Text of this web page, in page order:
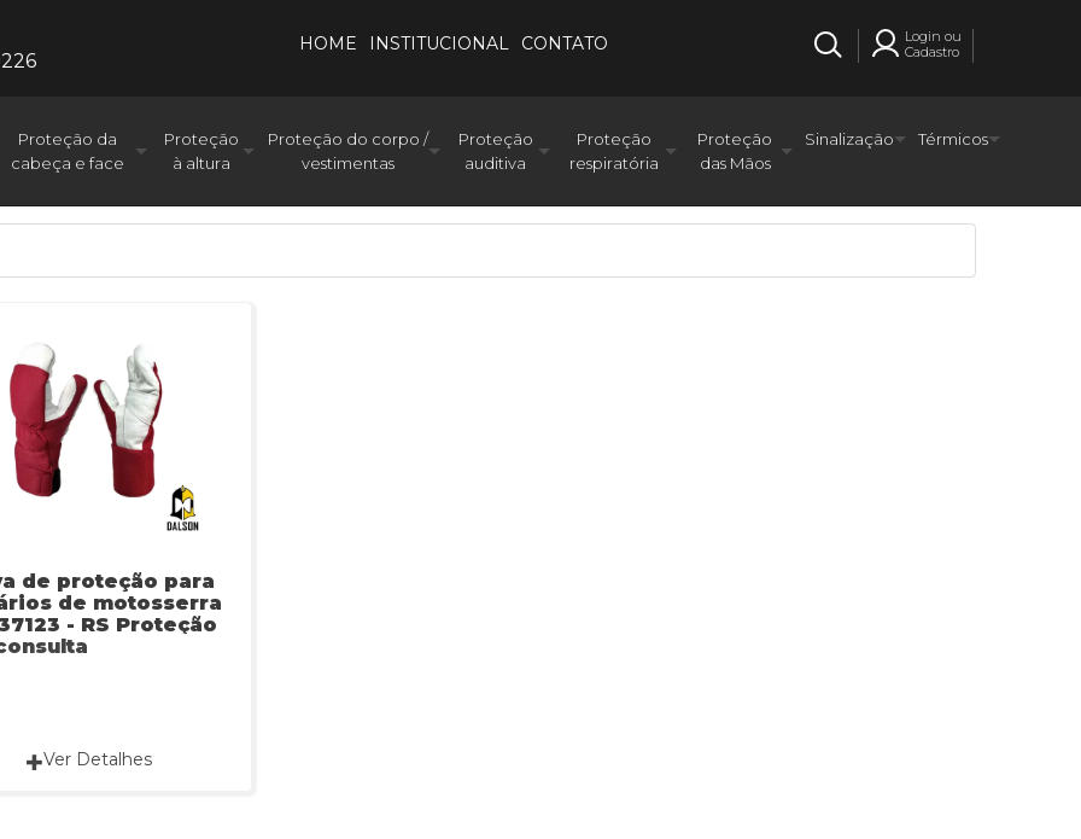
HOME INSTITUCIONAL CONTATO
Login ou
Cadastro
Proteção da
cabeça e face
Proteção
à altura
Proteção do corpo /
vestimentas
Proteção
auditiva
Proteção
respiratória
Proteção
das Mãos
Sinalização Térmicos
de proteção para
de motosserra
- RS Proteção
Ver Detalhes